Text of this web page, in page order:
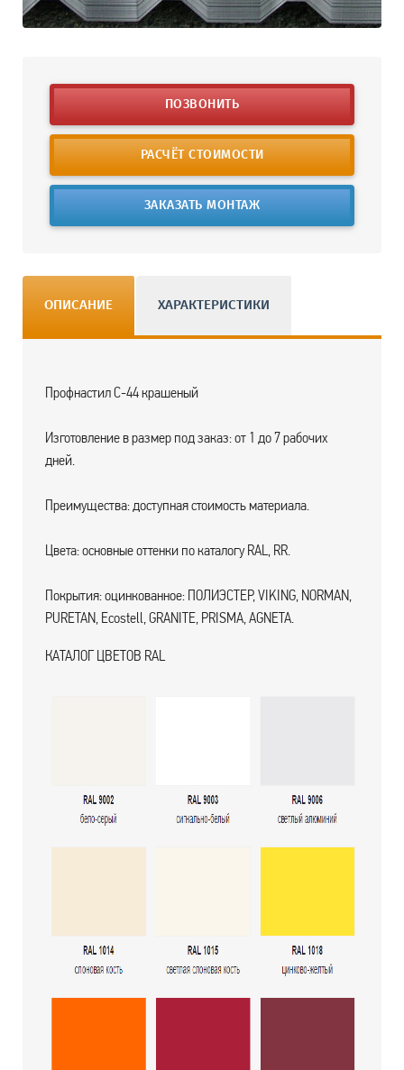
ПОЗВОНИТЬ
РАСЧЁТ СТОИМОСТИ
ЗАКАЗАТЬ МОНТАЖ
ОПИСАНИЕ ХАРАКТЕРИСТИКИ
Профнастил С-44 крашеный
Изготовление в размер под заказ: от 1 до 7 рабочих
дней.
Преимущества: доступная стоимость материала.
Цвета: основные оттенки по каталогу RAL, RR.
Покрытия: оцинкованное: ПОЛИЭСТЕР, VIKING, NORMAN,
PURETAN, Ecostell, GRANITE, PRISMA, AGNETA.
КАТАЛОГ ЦВЕТОВ RAL